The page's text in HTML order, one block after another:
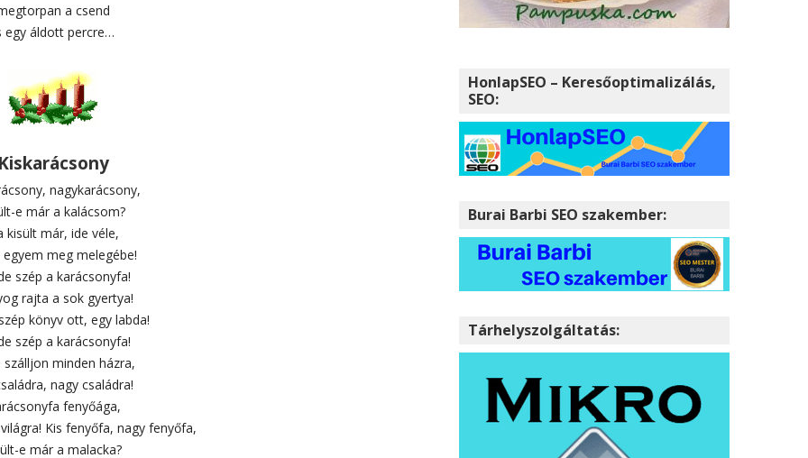
a csend
egy áldott percre…
Kiskarácsony
nagykarácsony,
e már a kalácsom?
kisült már, ide véle,
egyem meg melegébe!
szép a karácsonyfa!
rajta a sok gyertya!
könyv ott, egy labda!
szép a karácsonyfa!
szálljon minden házra,
nagy családra!
fenyőága,
Kis fenyőfa, nagy fenyőfa,
e már a malacka?
HonlapSEO – Keresőoptimalizálás,
SEO:
Burai Barbi SEO szakember:
Tárhelyszolgáltatás: